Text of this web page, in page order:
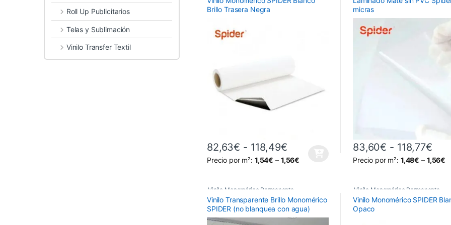
Vinilos De Impresión,
Vinilos de Impresión Monoméricos
Vinilos Monoméricos Spider
Brillo Trasera Negra
82,63€ - 118,49€Rango de precios: desde 82,63€
Precio por m²: 1,54€ – 1,56€
Este producto tiene múltiples variantes. Las opciones se pueden elegir en
micras
83,60€ - 118,77€
Precio por m²: 1,48€ – 1,56€
Este producto tiene múltiples
Vinilo Monomérico Permanente
Vinilos De Impresión,
Vinilos de Impresión Monoméricos
Vinilo Transparente Brillo Monomérico
SPIDER (no blanquea con agua)
Vinilo Monomérico Permanente
Vinilos De Impresión,
Vinilos de Impresión Monoméricos
Vinilo Monomérico SPIDER
Opaco
Roll Up Publicitarios
Telas y Sublimación
Vinilo Transfer Textil